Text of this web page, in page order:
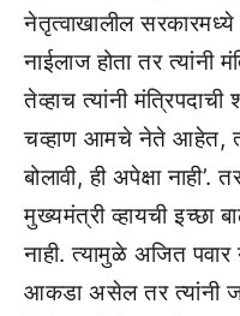
नेतृत्वाखालील सरकारमध्ये
नाईलाज होता तर त्यांनी
तेव्हाच त्यांनी
चव्हाण आमचे नेते आहेत,
बोलावी, ही अपेक्षा
मुख्यमंत्री व्हायची इच्छा
नाही. त्यामुळे अजित
आकडा असेल तर त्यांनी